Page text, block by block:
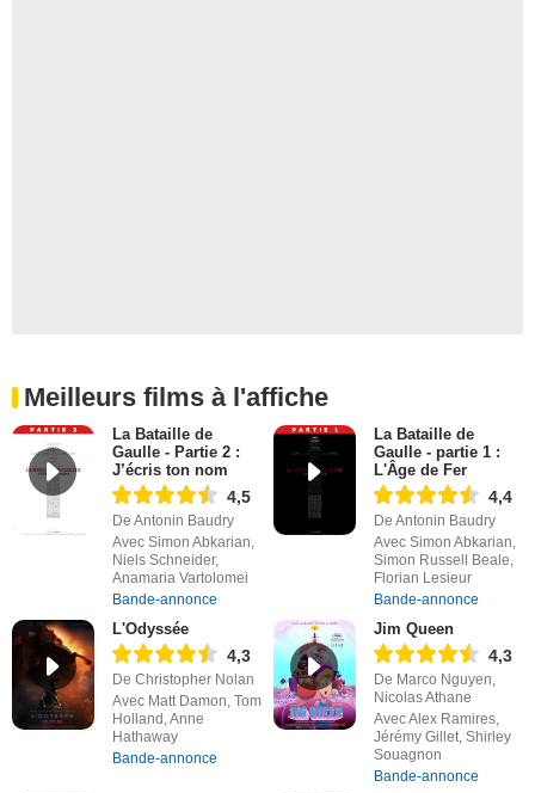
Meilleurs films à l'affiche
La Bataille de
Gaulle - Partie 2 :
J’écris ton nom
4,5
De Antonin Baudry
Avec Simon Abkarian,
Niels Schneider,
Anamaria Vartolomei
Bande-annonce
La Bataille de
Gaulle - partie 1 :
L'Âge de Fer
4,4
De Antonin Baudry
Avec Simon Abkarian,
Simon Russell Beale,
Florian Lesieur
Bande-annonce
L'Odyssée
4,3
De Christopher Nolan
Avec Matt Damon, Tom
Holland, Anne
Hathaway
Bande-annonce
Jim Queen
4,3
De Marco Nguyen,
Nicolas Athane
Avec Alex Ramires,
Jérémy Gillet, Shirley
Souagnon
Bande-annonce